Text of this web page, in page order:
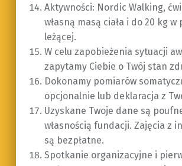
Aktywności: Nordic Walking,
własną masą ciała i do 20 kg w
leżącej.
W celu zapobieżenia sytuacji
zapytamy Ciebie o Twój stan
Dokonamy pomiarów
opcjonalnie lub deklaracja z
Uzyskane Twoje dane są
własnością fundacji. Zajęcia z
są bezpłatne.
Spotkanie organizacyjne i